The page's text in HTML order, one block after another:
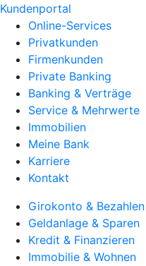
Kundenportal
Online-Services
Privatkunden
Firmenkunden
Private Banking
Banking & Verträge
Service & Mehrwerte
Immobilien
Meine Bank
Karriere
Kontakt
Girokonto & Bezahlen
Geldanlage & Sparen
Kredit & Finanzieren
Immobilie & Wohnen